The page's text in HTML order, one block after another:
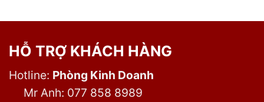
HỖ TRỢ KHÁCH HÀNG
Hotline: Phòng Kinh Doanh
Mr Anh: 077 858 8989